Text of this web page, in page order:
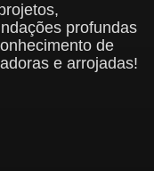
profundas
de
e arrojadas!